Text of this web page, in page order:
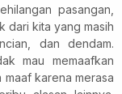
pasangan,
dari kita yang masih
dan dendam.
mau memaafkan
karena merasa